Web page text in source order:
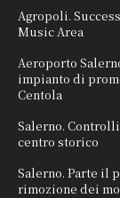
Agropoli.
Music Area
Aeroporto
impianto di
Centola
Salerno.
centro storico
Salerno. Parte il
rimozione dei